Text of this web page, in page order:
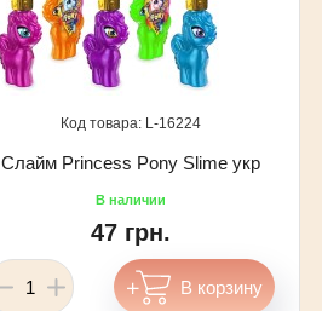
16224
Слайм Princess Pony Slime укр
47 грн.